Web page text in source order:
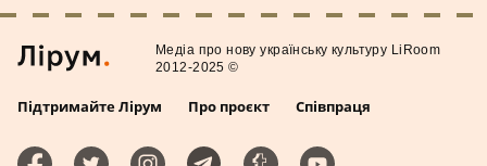
Підтримайте Лірум Про проєкт Співпраця
Медiа про нову українську культуру LiRoom
2012-2025 ©